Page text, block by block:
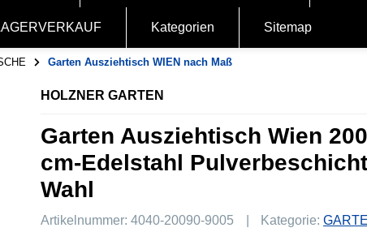
Kategorien Sitemap
Garten Ausziehtisch WIEN nach Maß
HOLZNER GARTEN
Garten Ausziehtisch Wien
cm-Edelstahl
Wahl
Artikelnummer: 4040-20090-9005 Kategorie: